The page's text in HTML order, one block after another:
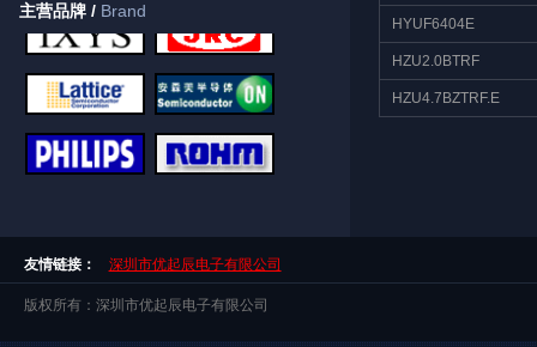
主营品牌 / Brand
HYUF6404E
HZU2.0BTRF
HZU4.7BZTRF.E
友情链接： 深圳市优起辰电子有限公司
版权所有：深圳市优起辰电子有限公司